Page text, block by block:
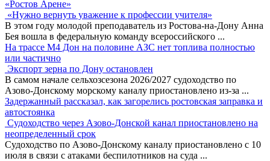
«Ростов Арене»
«Нужно вернуть уважение к профессии учителя»
В этом году молодой преподаватель из Ростова-на-Дону Анна
Бея вошла в федеральную команду всероссийского ...
На трассе М4 Дон на половине АЗС нет топлива полностью
или частично
Экспорт зерна по Дону остановлен
В самом начале сельхозсезона 2026/2027 судоходство по
Азово-Донскому морскому каналу приостановлено из-за ...
Задержанный рассказал, как загорелись ростовская заправка и
автостоянка
Судоходство через Азово-Донской канал приостановлено на
неопределенный срок
Судоходство по Азово-Донскому каналу приостановлено с 10
июля в связи с атаками беспилотников на суда ...